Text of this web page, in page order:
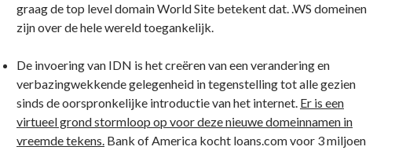
graag de top level domain World Site betekent dat. .WS domeinen
zijn over de hele wereld toegankelijk.
De invoering van IDN is het creëren van een verandering en
verbazingwekkende gelegenheid in tegenstelling tot alle gezien
sinds de oorspronkelijke introductie van het internet. Er is een
virtueel grond stormloop op voor deze nieuwe domeinnamen in
vreemde tekens. Bank of America kocht loans.com voor 3 miljoen